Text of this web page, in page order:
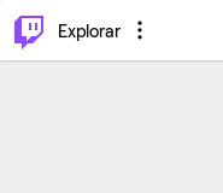
Explorar